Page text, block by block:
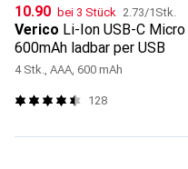
CHF
10.90 bei 3 Stück CHF
2.73/1Stk.
Verico Li-Ion USB-C
600mAh ladbar per USB
4 Stk., AAA, 600 mAh
128